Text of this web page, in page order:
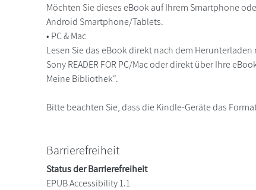
Möchten Sie dieses eBook auf Ihrem Smartphone
Android Smartphone/Tablets.
• PC & Mac
Lesen Sie das eBook direkt nach dem
Sony READER FOR PC/Mac oder direkt über Ihre
Meine Bibliothek“.
Bitte beachten Sie, dass die Kindle-Geräte das
Barrierefreiheit
Status der Barrierefreiheit
EPUB Accessibility 1.1